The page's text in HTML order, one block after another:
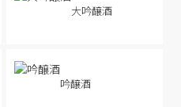
大吟醸酒
吟醸酒